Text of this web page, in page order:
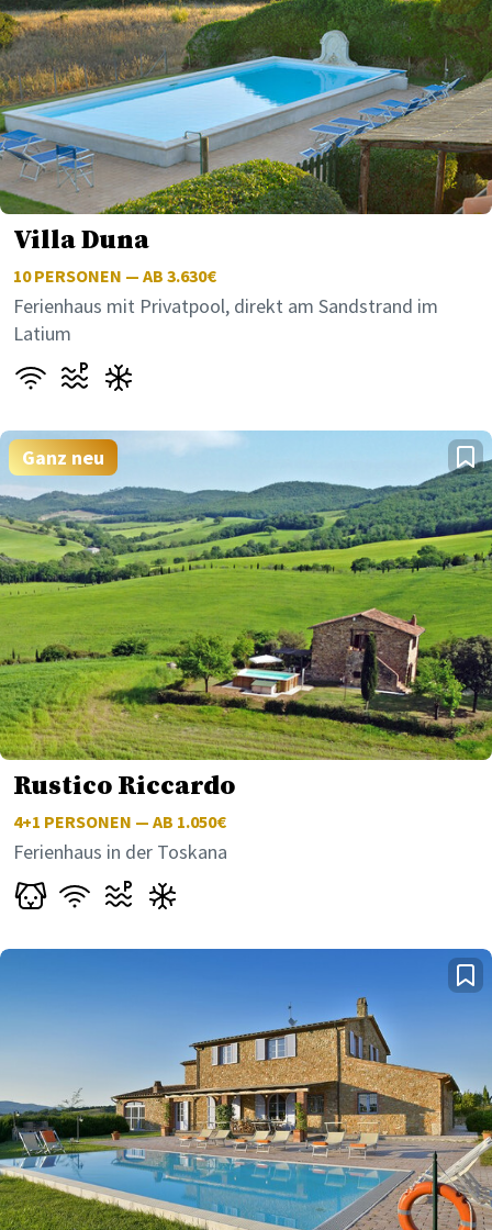
Villa Duna
10PERSONEN — AB 3.630€
Ferienhaus mit Privatpool, direkt am Sandstrand im
Latium
Ganz neu
Rustico Riccardo
4+1 PERSONEN — AB 1.050€
Ferienhaus in der Toskana